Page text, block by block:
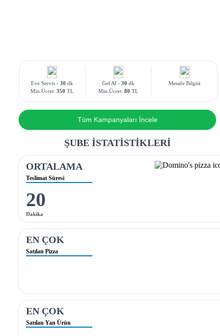
Eve Servis -30 dk
Min.Ücret:350 TL
Gel Al - 30 dk
Min.Ücret: 80 TL
Mesafe Bilgisi
Tüm Kampanyaları İncele
ŞUBE İSTATİSTİKLERİ
ORTALAMA
Teslimat Süresi
20
Dakika
EN ÇOK
Satılan Pizza
EN ÇOK
Satılan Yan Ürün